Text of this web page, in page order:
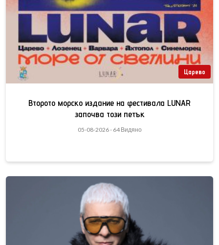
Царево
Второто морско издание на фестивала LUNAR
започва този петък
05-08-2026 - 64 Видяно